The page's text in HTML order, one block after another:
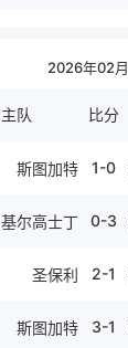
2026年02月
主队 比分
斯图加特 1-0
基尔高士丁 0-3
圣保利 2-1
斯图加特 3-1